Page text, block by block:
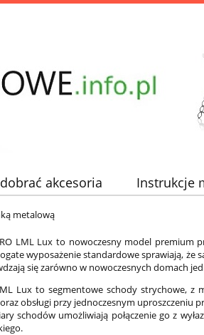
dobrać akcesoria Instrukcje
metalową
LML Lux to nowoczesny model premium
wyposażenie standardowe sprawiają,
się zarówno w nowoczesnych domach
Lux to segmentowe schody strychowe, z
obsługi przy jednoczesnym uproszczeniu
schodów umożliwiają połączenie go z